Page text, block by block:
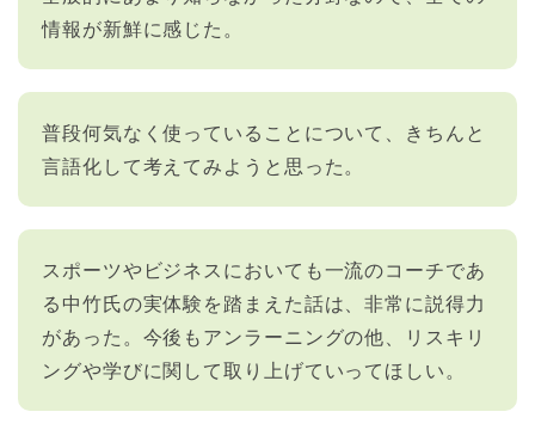
情報が新鮮に感じた。
普段何気なく使っていることについて、きちんと
言語化して考えてみようと思った。
スポーツやビジネスにおいても一流のコーチであ
る中竹氏の実体験を踏まえた話は、非常に説得力
があった。今後もアンラーニングの他、リスキリ
ングや学びに関して取り上げていってほしい。